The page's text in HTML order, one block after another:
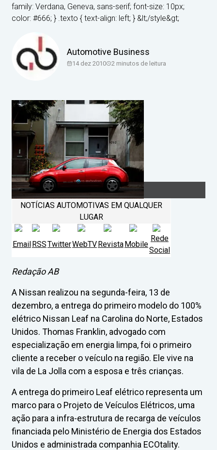
family: Verdana, Geneva, sans-serif; font-size: 10px;
color: #666; } .texto { text-align: left; } &lt;/style&gt;
Automotive Business
14 dez 2010 2 minutos de leitura
NOTÍCIAS AUTOMOTIVAS EM QUALQUER
LUGAR
EmailRSSTwitterWebTVRevistaMobile
Rede
Social
Redação AB
A Nissan realizou na segunda-feira, 13 de
dezembro, a entrega do primeiro modelo do 100%
elétrico Nissan Leaf na Carolina do Norte, Estados
Unidos. Thomas Franklin, advogado com
especialização em energia limpa, foi o primeiro
cliente a receber o veículo na região. Ele vive na
vila de La Jolla com a esposa e três crianças.
A entrega do primeiro Leaf elétrico representa um
marco para o Projeto de Veículos Elétricos, uma
ação para a infra-estrutura de recarga de veículos
financiada pelo Ministério de Energia dos Estados
Unidos e administrada companhia ECOtality.